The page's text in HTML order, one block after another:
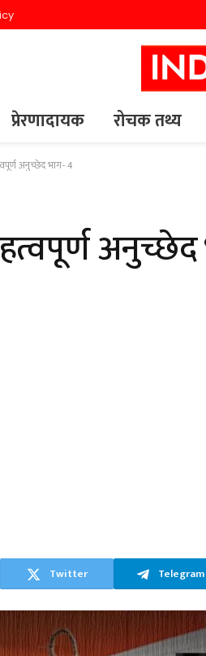
प्रेरणादायक रोचक तथ्य
अनुच्छेद भाग- 4
अनुच्छेद
Twitter Telegram